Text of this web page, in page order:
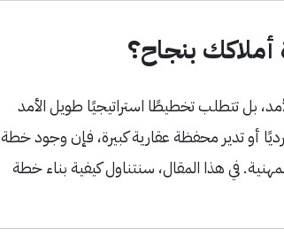
أملاكك بنجاح؟
بل تتطلب تخطيطًا استراتيجيًا طويل الأمد
أو تدير محفظة عقارية كبيرة، فإن وجود خطة
في هذا المقال، سنتناول كيفية بناء خطة